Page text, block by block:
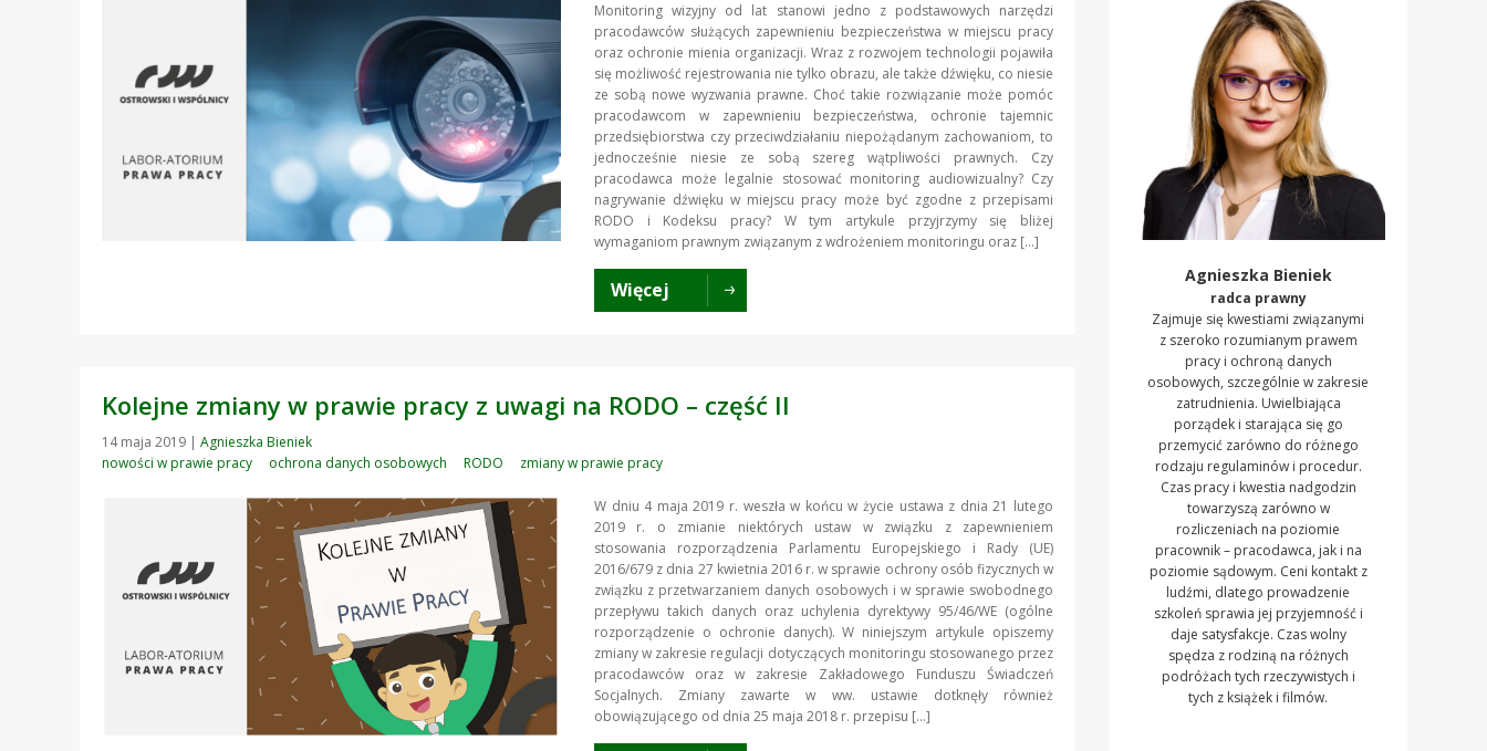
Monitoring wizyjny od lat stanowi jedno z podstawowych narzędzi
pracodawców służących zapewnieniu bezpieczeństwa w miejscu pracy
oraz ochronie mienia organizacji. Wraz z rozwojem technologii pojawiła
się możliwość rejestrowania nie tylko obrazu, ale także dźwięku, co niesie
ze sobą nowe wyzwania prawne. Choć takie rozwiązanie może pomóc
pracodawcom w zapewnieniu bezpieczeństwa, ochronie tajemnic
przedsiębiorstwa czy przeciwdziałaniu niepożądanym zachowaniom, to
jednocześnie niesie ze sobą szereg wątpliwości prawnych. Czy
pracodawca może legalnie stosować monitoring audiowizualny? Czy
nagrywanie dźwięku w miejscu pracy może być zgodne z przepisami
RODO i Kodeksu pracy? W tym artykule przyjrzymy się bliżej
wymaganiom prawnym związanym z wdrożeniem monitoringu oraz […]
Więcej
Kolejne zmiany w prawie pracy z uwagi na RODO – część II
14 maja 2019 | Agnieszka Bieniek
nowości w prawie pracy
ochrona danych osobowych RODO zmiany w prawie pracy
W dniu 4 maja 2019 r. weszła w końcu w życie ustawa z dnia 21 lutego
2019 r. o zmianie niektórych ustaw w związku z zapewnieniem
stosowania rozporządzenia Parlamentu Europejskiego i Rady (UE)
2016/679 z dnia 27 kwietnia 2016 r. w sprawie ochrony osób fizycznych w
związku z przetwarzaniem danych osobowych i w sprawie swobodnego
przepływu takich danych oraz uchylenia dyrektywy 95/46/WE (ogólne
rozporządzenie o ochronie danych). W niniejszym artykule opiszemy
zmiany w zakresie regulacji dotyczących monitoringu stosowanego przez
pracodawców oraz w zakresie Zakładowego Funduszu Świadczeń
Socjalnych. Zmiany zawarte w ww. ustawie dotknęły również
obowiązującego od dnia 25 maja 2018 r. przepisu […]
Agnieszka Bieniek
radca prawny
Zajmuje się kwestiami związanymi
z szeroko rozumianym prawem
pracy i ochroną danych
osobowych, szczególnie w zakresie
zatrudnienia. Uwielbiająca
porządek i starająca się go
przemycić zarówno do różnego
rodzaju regulaminów i procedur.
Czas pracy i kwestia nadgodzin
towarzyszą zarówno w
rozliczeniach na poziomie
pracownik – pracodawca, jak i na
poziomie sądowym. Ceni kontakt z
ludźmi, dlatego prowadzenie
szkoleń sprawia jej przyjemność i
daje satysfakcje. Czas wolny
spędza z rodziną na różnych
podróżach tych rzeczywistych i
tych z książek i filmów.